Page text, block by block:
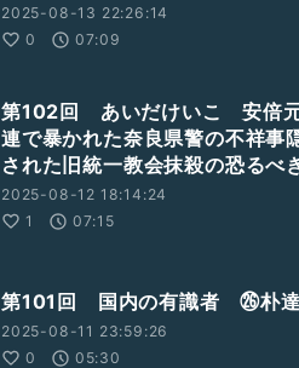
2025-08-13 22:26:14
0
07:09
第102回 あいだけいこ 安倍
連で暴かれた奈良県警の不祥事
された旧統一教会抹殺の恐るべ
2025-08-12 18:14:24
1
07:15
第101回 国内の有識者 ㉖朴
2025-08-11 23:59:26
0
05:30